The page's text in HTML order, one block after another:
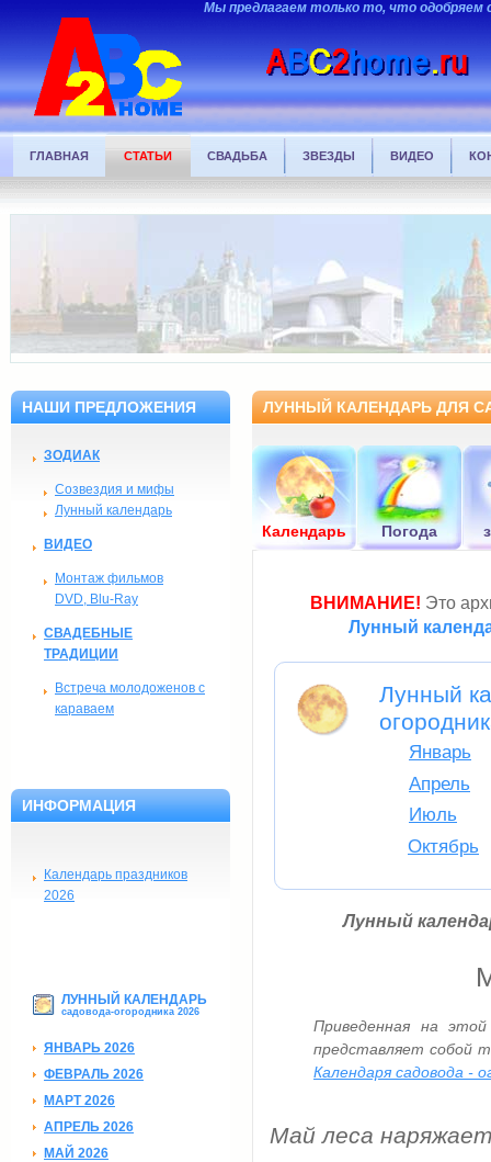
Мы предлагаем только то, что одобряем
ГЛАВНАЯ СТАТЬИ СВАДЬБА ЗВЕЗДЫ ВИДЕО
НАШИ ПРЕДЛОЖЕНИЯ
ЗОДИАК
Созвездия и мифы
Лунный календарь
ВИДЕО
Монтаж фильмов
DVD, Blu-Ray
СВАДЕБНЫЕ
ТРАДИЦИИ
Встреча молодоженов с
караваем
ИНФОРМАЦИЯ
Календарь праздников
2026
ЛУННЫЙ КАЛЕНДАРЬ
садовода-огородника 2026
ЯНВАРЬ 2026
ФЕВРАЛЬ 2026
МАРТ 2026
АПРЕЛЬ 2026
МАЙ 2026
ЛУННЫЙ КАЛЕНДАРЬ ДЛЯ
Календарь Погода
ВНИМАНИЕ! Это
Лунный
Лунный
Январь
Апрель
Июль
Октябрь
Лунный
Приведенная на
представляет собой
Календаря садовода -
Май леса